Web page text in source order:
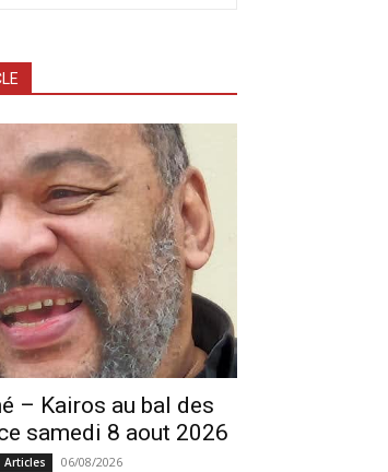
– Kairos au bal des
samedi 8 aout 2026
Articles 06/08/2026